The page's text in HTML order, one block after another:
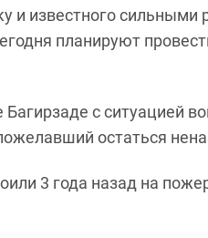
и известного сильными
планируют
с ситуацией
остаться
3 года назад на